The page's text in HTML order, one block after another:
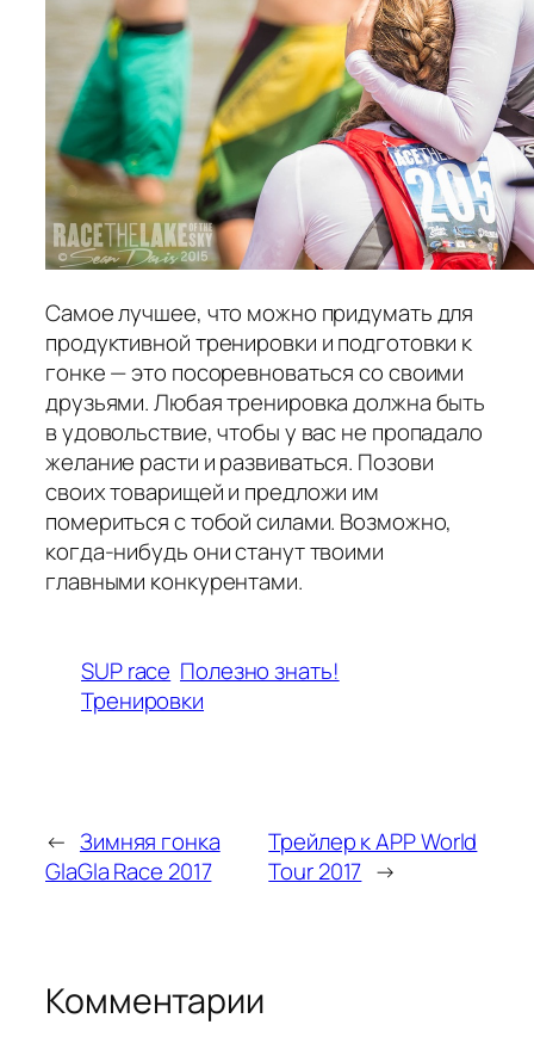
Самое лучшее, что можно придумать для
продуктивной тренировки и подготовки к
гонке — это посоревноваться со своими
друзьями. Любая тренировка должна быть
в удовольствие, чтобы у вас не пропадало
желание расти и развиваться. Позови
своих товарищей и предложи им
помериться с тобой силами. Возможно,
когда-нибудь они станут твоими
главными конкурентами.
SUP race Полезно знать!
Тренировки
← Зимняя гонка
GlaGla Race 2017
Трейлер к APP World
Tour 2017 →
Комментарии